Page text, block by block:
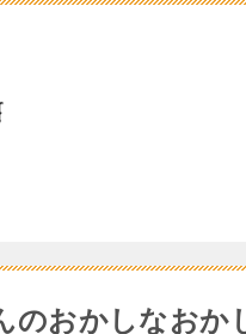
おかしなおか